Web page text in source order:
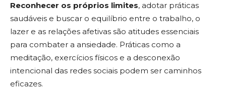
Reconhecer os próprios limites, adotar práticas
saudáveis e buscar o equilíbrio entre o trabalho, o
lazer e as relações afetivas são atitudes essenciais
para combater a ansiedade. Práticas como a
meditação, exercícios físicos e a desconexão
intencional das redes sociais podem ser caminhos
eficazes.